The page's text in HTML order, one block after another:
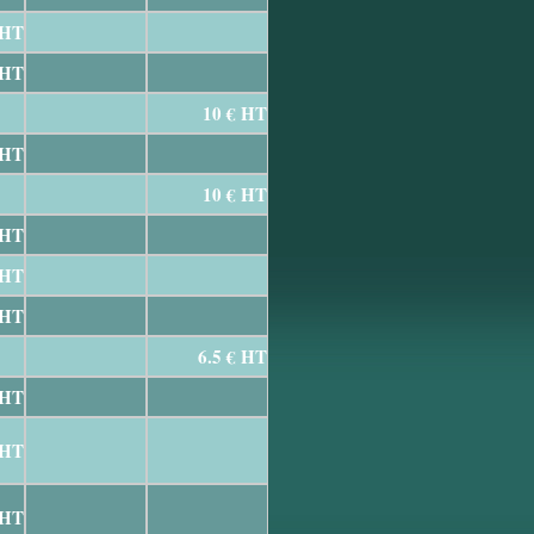
10 € HT
10 € HT
6.5 € HT